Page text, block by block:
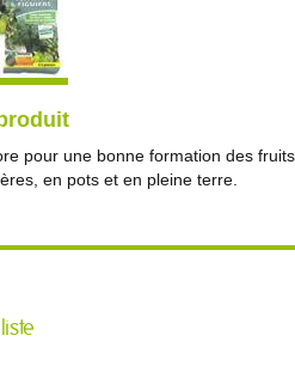
pour une bonne formation des
en pots et en pleine terre.